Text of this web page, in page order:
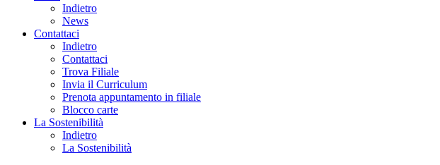
Indietro
News
Contattaci
Indietro
Contattaci
Trova Filiale
Invia il Curriculum
Prenota appuntamento in filiale
Blocco carte
La Sostenibilità
Indietro
La Sostenibilità